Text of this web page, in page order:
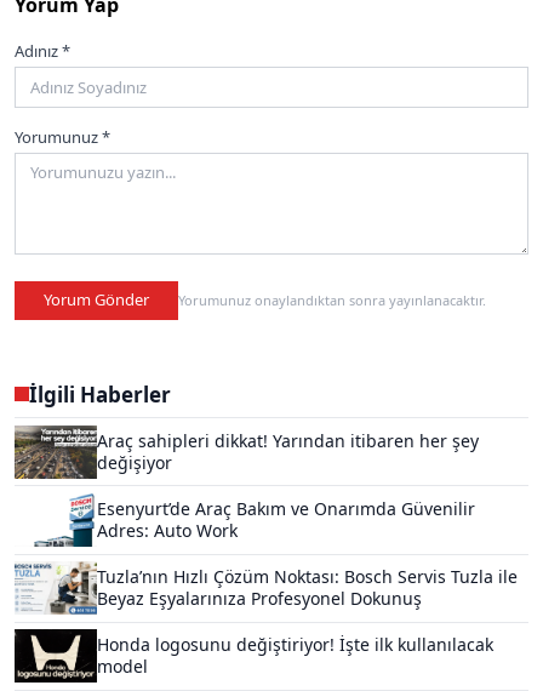
Yorum Yap
Adınız *
Yorumunuz *
Yorum Gönder Yorumunuz onaylandıktan sonra yayınlanacaktır.
İlgili Haberler
Araç sahipleri dikkat! Yarından itibaren her şey
değişiyor
Esenyurt’de Araç Bakım ve Onarımda Güvenilir
Adres: Auto Work
Tuzla’nın Hızlı Çözüm Noktası: Bosch Servis Tuzla ile
Beyaz Eşyalarınıza Profesyonel Dokunuş
Honda logosunu değiştiriyor! İşte ilk kullanılacak
model